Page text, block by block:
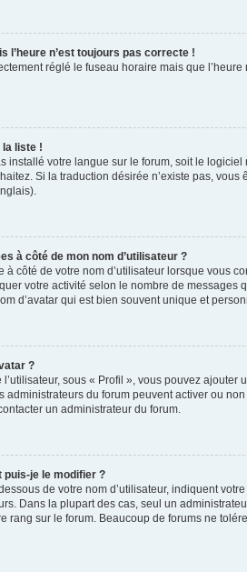
l’heure n’est toujours pas correcte !
réglé le fuseau horaire mais que
la liste !
installé votre langue sur le forum, soit le
Si la traduction désirée n’existe pas,
à côté de mon nom d’utilisateur ?
à côté de votre nom d’utilisateur lorsque vous
votre activité selon le nombre de
d’avatar qui est bien souvent unique et
?
sous « Profil », vous pouvez
administrateurs du forum peuvent activer ou
un administrateur du forum.
puis-je le modifier ?
de votre nom d’utilisateur, indiquent
Dans la plupart des cas, seul un
rang sur le forum. Beaucoup de forums ne